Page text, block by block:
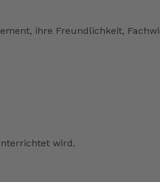
ihre Freundlichkeit,
wird.